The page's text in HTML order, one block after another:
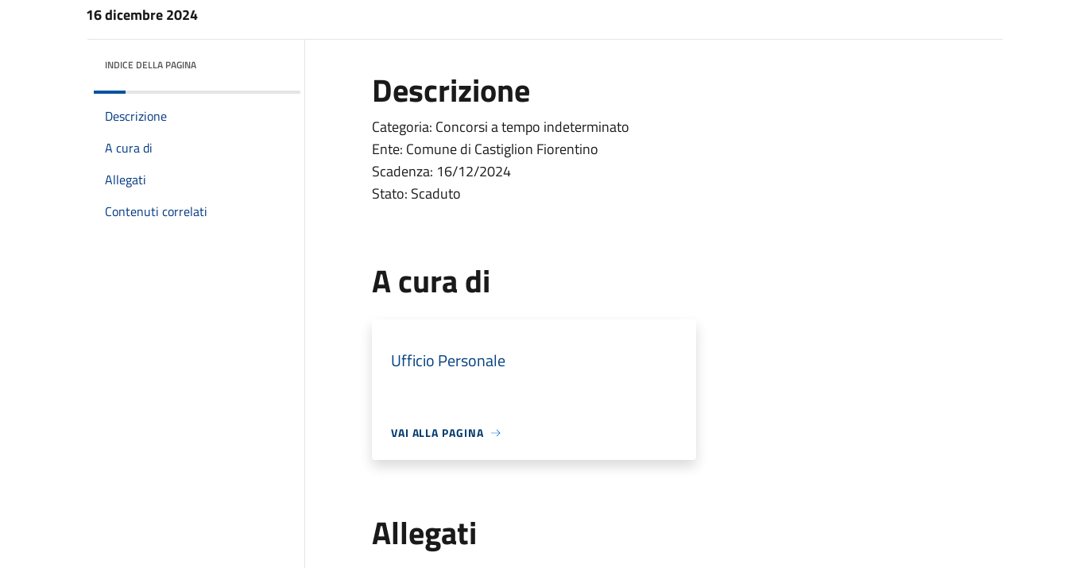
16 dicembre 2024
INDICE DELLA PAGINA
Descrizione
A cura di
Allegati
Contenuti correlati
Descrizione
Categoria: Concorsi a tempo indeterminato
Ente: Comune di Castiglion Fiorentino
Scadenza: 16/12/2024
Stato: Scaduto
A cura di
Ufficio Personale
VAI ALLA PAGINA
Allegati